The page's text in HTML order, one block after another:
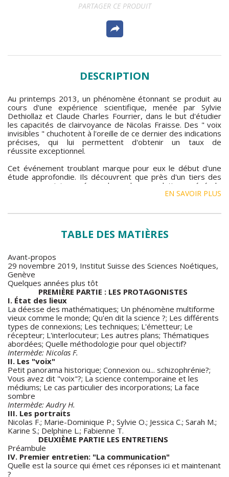
PARTAGER CE PRODUIT
DESCRIPTION
Au printemps 2013, un phénomène étonnant se produit au
cours d'une expérience scientifique, menée par Sylvie
Dethiollaz et Claude Charles Fourrier, dans le but d'étudier
les capacités de clairvoyance de Nicolas Fraisse. Des " voix
invisibles " chuchotent à l'oreille de ce dernier des indications
précises, qui lui permettent d'obtenir un taux de
réussite exceptionnel.
Cet événement troublant marque pour eux le début d'une
étude approfondie. Ils découvrent que près d'un tiers des
personnes interrogées dans la population générale
reconnaissent avoir déjà entendu une ou plusieurs " voix "
le cas de célébrités, à l'instar de Socrate, Jung, Gandhi ou
avaient parfois été à la source de leur inspiration.
exercent les auteurs, s'accumulent aussi depuis plus de
vingt ans des témoignages de personnes affirmant obtenir
régulièrement des informations à travers différents modes
de " connexion " avec d'autres plans de réalité. Mais qu'en
est-il vraiment ?
Résultat de nombreuses années de recherche, leurs
conclusions pourraient bien donner le vertige...
EN SAVOIR PLUS
TABLE DES MATIÈRES
Avant-propos
29 novembre 2019, Institut Suisse des Sciences Noétiques,
Genève
Quelques années plus tôt
PREMIÈRE PARTIE : LES PROTAGONISTES
I. État des lieux
La déesse des mathématiques; Un phénomène multiforme
vieux comme le monde; Qu'en dit la science ?; Les différents
types de connexions; Les techniques; L'émetteur; Le
récepteur; L'interlocuteur; Les autres plans; Thématiques
abordées; Quelle méthodologie pour quel objectif?
Intermède: Nicolas F.
II. Les "voix"
Petit panorama historique; Connexion ou... schizophrénie?;
Vous avez dit "voix"?; La science contemporaine et les
médiums; Le cas particulier des incorporations; La face
sombre
Intermède: Audry H.
III. Les portraits
Nicolas F.; Marie-Dominique P.; Sylvie O.; Jessica C.; Sarah M.;
Karine S.; Delphine L.; Fabienne T.
DEUXIÈME PARTIE LES ENTRETIENS
Préambule
IV. Premier entretien: "La communication"
Quelle est la source qui émet ces réponses ici et maintenant
?